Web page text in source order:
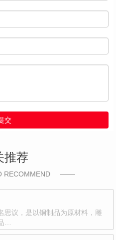
交
推荐
RECOMMEND
思议，是以铜制品为原材料，雕
…